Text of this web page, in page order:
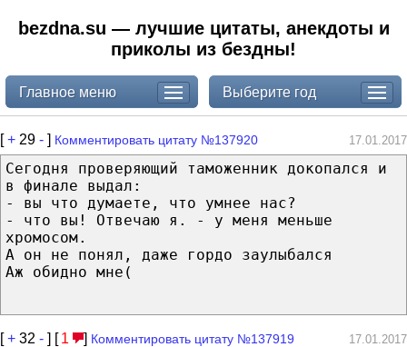
bezdna.su — лучшие цитаты, анекдоты и
приколы из бездны!
Главное меню Выберите год
[+ 29 - ] Комментировать цитату №137920 17.01.2017
Сегодня проверяющий таможенник докопался и
в финале выдал:
- вы что думаете, что умнее нас?
- что вы! Отвечаю я. - у меня меньше
хромосом.
А он не понял, даже гордо заулыбался
Аж обидно мне(
[+ 32 - ] [ 1 ] Комментировать цитату №137919 17.01.2017